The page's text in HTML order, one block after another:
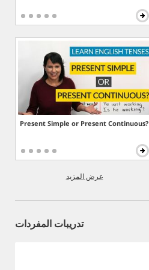
Present Simple or Present Continuous?
عرض المزيد
تدريبات المفردات